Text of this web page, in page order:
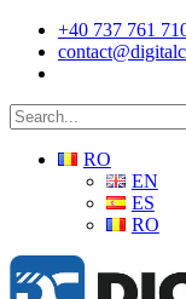
Skip
main
+40 737 761
RO
EN
ES
RO